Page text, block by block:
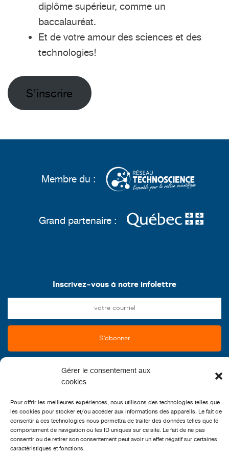
Gérer le consentement aux
cookies
Pour offrir les meilleures expériences, nous utilisons des technologies telles que
les cookies pour stocker et/ou accéder aux informations des appareils. Le fait de
consentir à ces technologies nous permettra de traiter des données telles que le
comportement de navigation ou les ID uniques sur ce site. Le fait de ne pas
consentir ou de retirer son consentement peut avoir un effet négatif sur certaines
caractéristiques et fonctions.
diplôme supérieur, comme un
baccalauréat.
Et de votre amour des sciences et des
technologies!
S’inscrire
Membre du :
Grand partenaire :
Inscrivez-vous à notre infolettre
CONTACT